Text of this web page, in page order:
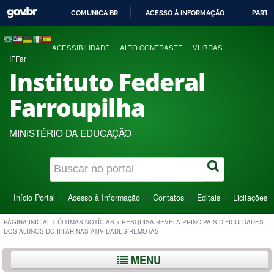
COMUNICA BR ACESSO À INFORMAÇÃO
ACESSIBILIDADE ALTO CONTRASTE VLIBRAS
IFFar
Instituto Federal
Farroupilha
MINISTÉRIO DA EDUCAÇÃO
Início Portal Acesso à Informação Contatos Editais Licitações
PÁGINA INICIAL > ÚLTIMAS NOTÍCIAS > PESQUISA REVELA PRINCIPAIS DIFICULDADES
DOS ALUNOS DO IFFAR NAS ATIVIDADES REMOTAS
MENU